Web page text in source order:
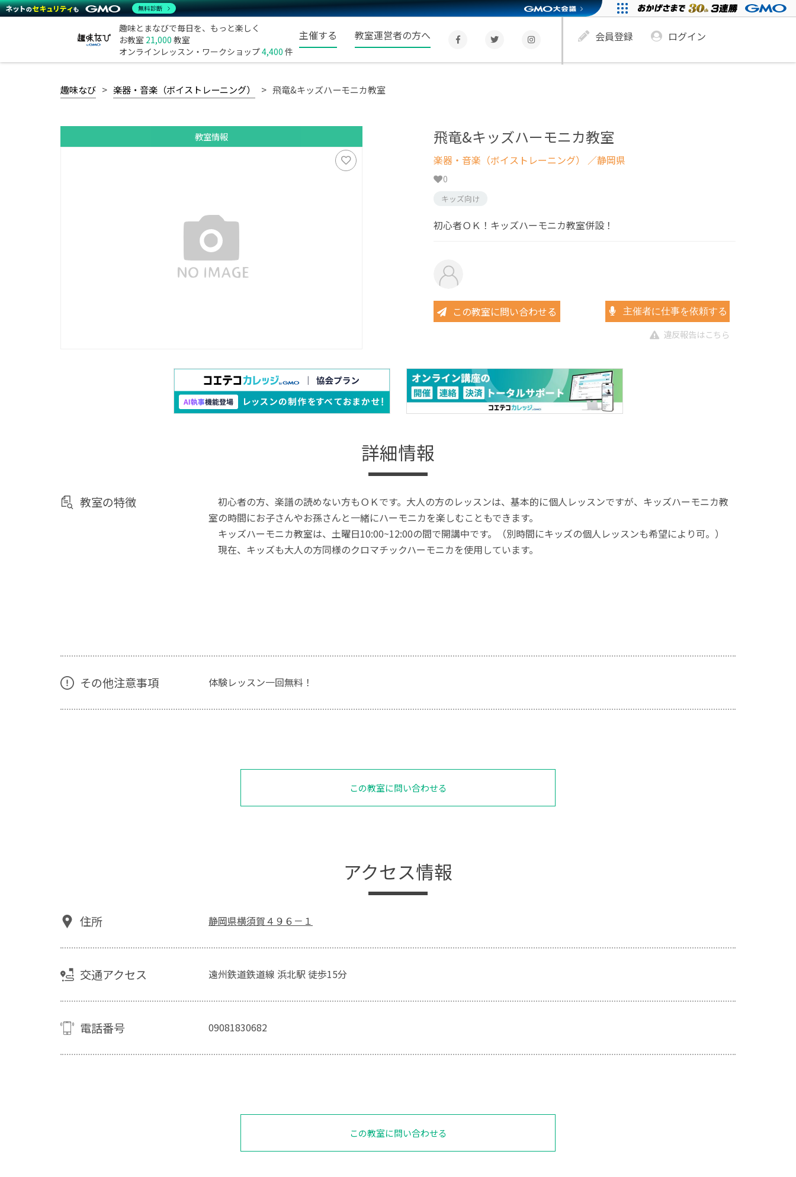
趣味とまなびで毎日を、もっと楽しく
お教室 21,000 教室
オンラインレッスン・ワークショップ4,400 件
主催する 教室運営者の方へ 会員登録 ログイン
趣味なび 楽器・音楽（ボイストレーニング） 飛竜&キッズハーモニカ教室
教室情報 飛竜&キッズハーモニカ教室
楽器・音楽（ボイストレーニング） ／静岡県
0
キッズ向け
初心者ＯＫ！キッズハーモニカ教室併設！
この教室に問い合わせる 主催者に仕事を依頼する
違反報告はこちら
詳細情報
教室の特徴
初心者の方、楽譜の読めない方もＯＫです。大人の方のレッスンは、基本的に個人レッスンですが、キッズハーモニカ教
室の時間にお子さんやお孫さんと一緒にハーモニカを楽しむこともできます。
キッズハーモニカ教室は、土曜日10:00~12:00の間で開講中です。（別時間にキッズの個人レッスンも希望により可。）
現在、キッズも大人の方同様のクロマチックハーモニカを使用しています。
その他注意事項 体験レッスン一回無料！
この教室に問い合わせる
アクセス情報
住所 静岡県横須賀４９６－１
交通アクセス 遠州鉄道鉄道線 浜北駅 徒歩15分
電話番号 09081830682
この教室に問い合わせる
無料診断